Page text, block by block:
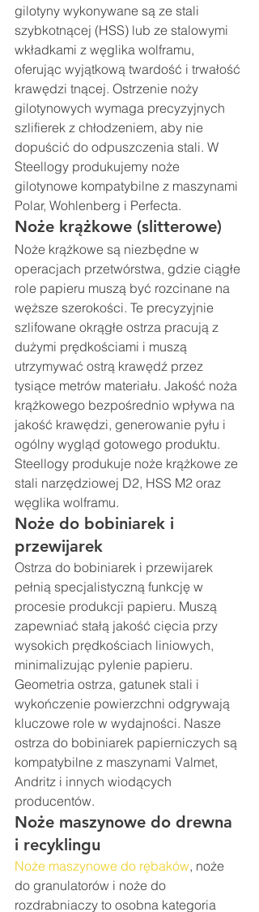
gilotyny wykonywane są ze stali
szybkotnącej (HSS) lub ze stalowymi
wkładkami z węglika wolframu,
oferując wyjątkową twardość i trwałość
krawędzi tnącej. Ostrzenie noży
gilotynowych wymaga precyzyjnych
szlifierek z chłodzeniem, aby nie
dopuścić do odpuszczenia stali. W
Steellogy produkujemy noże
gilotynowe kompatybilne z maszynami
Polar, Wohlenberg i Perfecta.
Noże krążkowe (slitterowe)
Noże krążkowe są niezbędne w
operacjach przetwórstwa, gdzie ciągłe
role papieru muszą być rozcinane na
węższe szerokości. Te precyzyjnie
szlifowane okrągłe ostrza pracują z
dużymi prędkościami i muszą
utrzymywać ostrą krawędź przez
tysiące metrów materiału. Jakość noża
krążkowego bezpośrednio wpływa na
jakość krawędzi, generowanie pyłu i
ogólny wygląd gotowego produktu.
Steellogy produkuje noże krążkowe ze
stali narzędziowej D2, HSS M2 oraz
węglika wolframu.
Noże do bobiniarek i
przewijarek
Ostrza do bobiniarek i przewijarek
pełnią specjalistyczną funkcję w
procesie produkcji papieru. Muszą
zapewniać stałą jakość cięcia przy
wysokich prędkościach liniowych,
minimalizując pylenie papieru.
Geometria ostrza, gatunek stali i
wykończenie powierzchni odgrywają
kluczowe role w wydajności. Nasze
ostrza do bobiniarek papierniczych są
kompatybilne z maszynami Valmet,
Andritz i innych wiodących
producentów.
Noże maszynowe do drewna
i recyklingu
Noże maszynowe do rębaków, noże
do granulatorów i noże do
rozdrabniaczy to osobna kategoria